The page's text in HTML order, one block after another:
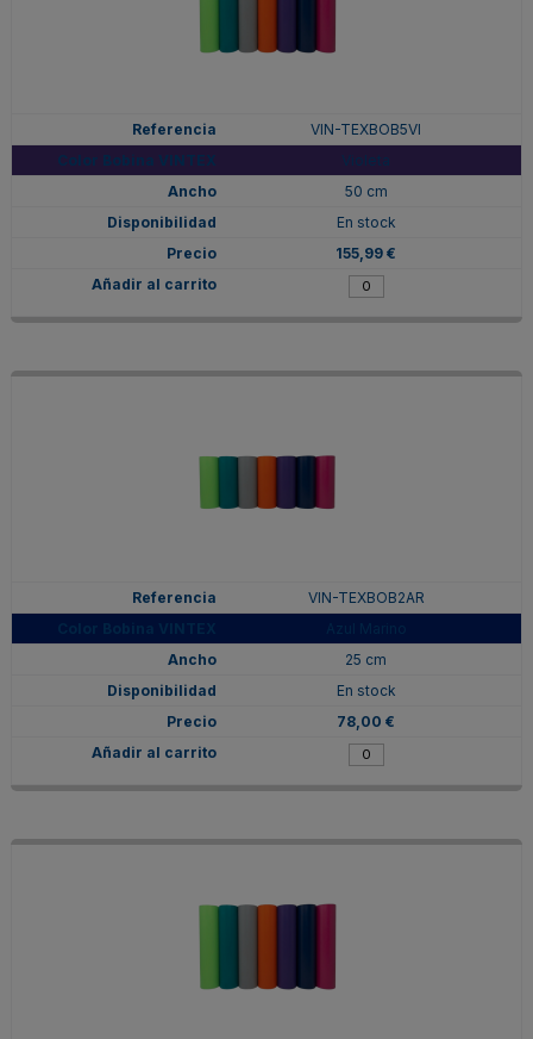
VIN-TEXBOB5VI
Violeta
50 cm
En stock
155,99 €
VIN-TEXBOB2AR
25 cm
En stock
78,00 €